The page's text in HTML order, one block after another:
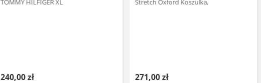
240,00 zł 271,00 zł